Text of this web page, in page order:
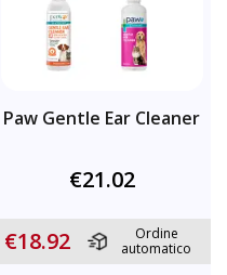
Paw Gentle Ear Cleaner
€21.02
€18.92
Ordine
automatico